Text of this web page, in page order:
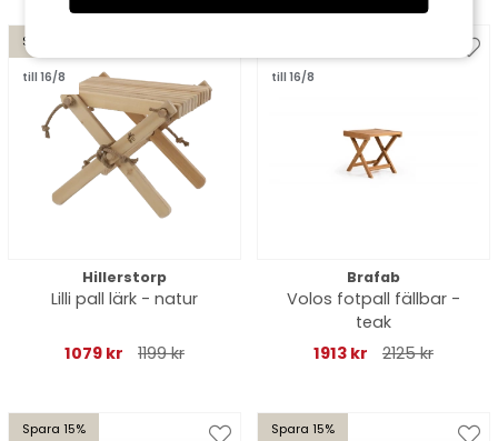
Spara 10%
till 16/8
Hillerstorp
Lilli pall lärk - natur
1079 kr 1199 kr
till 16/8
Brafab
Volos fotpall fällbar -
teak
1913 kr
2125 kr
Spara 15% Spara 15%